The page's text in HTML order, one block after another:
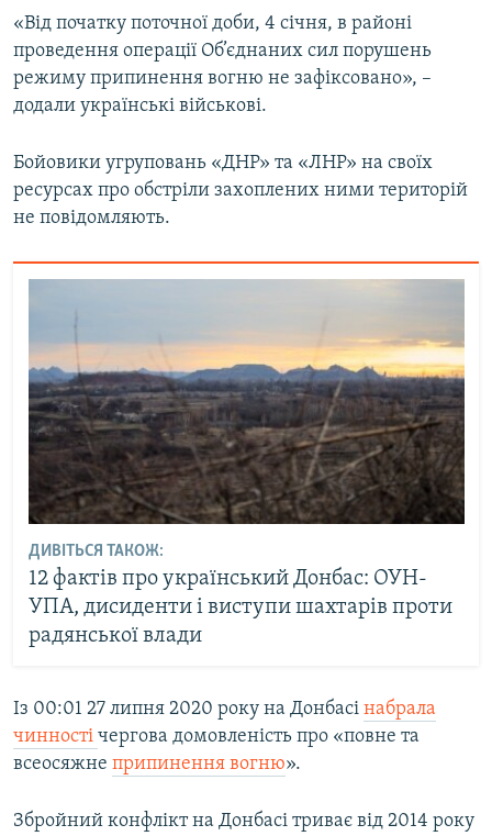
«Від початку поточної доби, 4 січня, в районі
проведення операції Об’єднаних сил порушень
режиму припинення вогню не зафіксовано», –
додали українські військові.
Бойовики угруповань «ДНР» та «ЛНР» на своїх
ресурсах про обстріли захоплених ними територій
не повідомляють.
ДИВІТЬСЯ ТАКОЖ:
12 фактів про український Донбас: ОУН-
УПА, дисиденти і виступи шахтарів проти
радянської влади
Із 00:01 27 липня 2020 року на Донбасі набрала
чинності чергова домовленість про «повне та
всеосяжне припинення вогню».
Збройний конфлікт на Донбасі триває від 2014 року